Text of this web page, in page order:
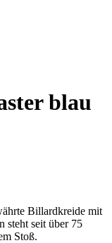
blau
Billardkreide mit
steht seit über 75
Stoß.